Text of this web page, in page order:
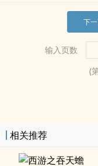
下
输入页数
(
相关推荐